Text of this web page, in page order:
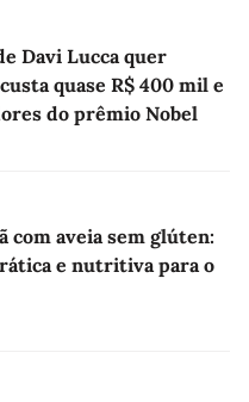
Davi Lucca quer
quase R$ 400 mil e
do prêmio Nobel
com aveia sem glúten:
e nutritiva para o